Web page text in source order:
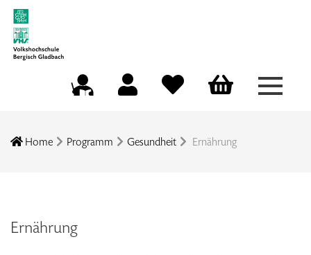
Menü
Home Programm Gesundheit Ernährung
Ernährung